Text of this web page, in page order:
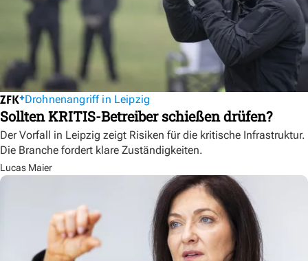
Drohnenangriff in Leipzig
Sollten KRITIS-Betreiber schießen drüfen?
Der Vorfall in Leipzig zeigt Risiken für die kritische Infrastruktur.
Die Branche fordert klare Zuständigkeiten.
Lucas Maier